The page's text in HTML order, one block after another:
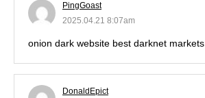
PingGoast
2025.04.21 8:07am
onion dark website best darknet markets
DonaldEpict